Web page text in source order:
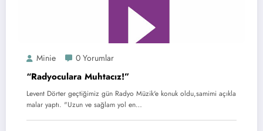
Minie 0 Yorumlar
“Radyoculara Muhtacız!”
Levent Dörter geçtiğimiz gün Radyo Müzik'e konuk oldu,samimi açıkla
malar yaptı. "Uzun ve sağlam yol en…